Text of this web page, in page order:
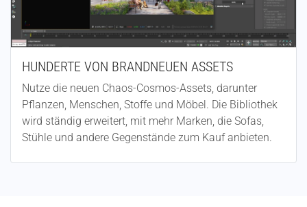
HUNDERTE VON BRANDNEUEN ASSETS
Nutze die neuen Chaos-Cosmos-Assets, darunter
Pflanzen, Menschen, Stoffe und Möbel. Die Bibliothek
wird ständig erweitert, mit mehr Marken, die Sofas,
Stühle und andere Gegenstände zum Kauf anbieten.